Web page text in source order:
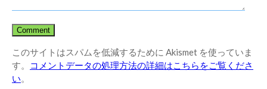
このサイトはスパムを低減するために Akismet を使っていま
す。
コメントデータの処理方法の詳細はこちらをご覧くださ
い。